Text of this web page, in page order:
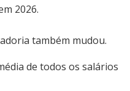
2026.
também mudou.
de todos os salários